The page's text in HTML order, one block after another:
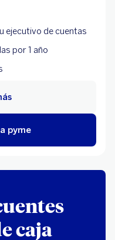
ejecutivo de cuentas
por 1 año
pyme
caja